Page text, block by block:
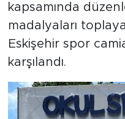
kapsamında
madalyaları
Eskişehir spor
karşılandı.